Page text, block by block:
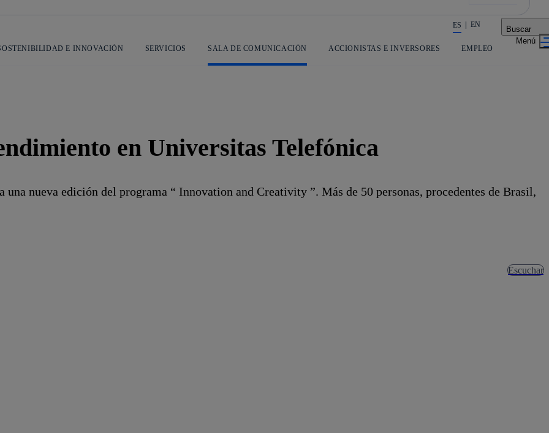
La acción en accionistas e inversores
ES EN Buscar
E INNOVACIÓN SERVICIOS SALA DE COMUNICACIÓN ACCIONISTAS E INVERSORES EMPLEO
en Universitas Telefónica
nueva edición del programa “ Innovation and Creativity ”. Más de 50 personas, procedentes de Brasil,
Escuchar